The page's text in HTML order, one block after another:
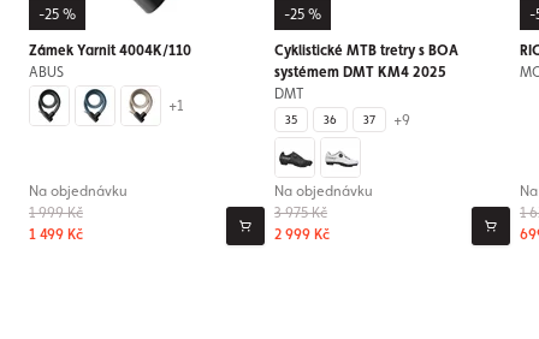
-25 %
Zámek Yarnit 4004K/110
ABUS
+1
1 999 Kč
1 499 Kč
Na objednávku
-25 %
Cyklistické MTB tretry s BOA
systémem DMT KM4 2025
DMT
35 36 37 +9
3 975 Kč
2 999 Kč
Na objednávku
-
1